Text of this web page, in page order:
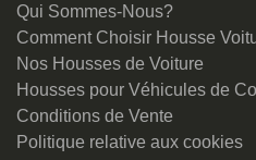
Qui Sommes-Nous?
Comment Choisir Housse
Nos Housses de Voiture
Housses pour Véhicules de
Conditions de Vente
Politique relative aux cookies